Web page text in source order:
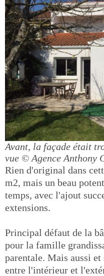
Avant, la façade était
vue © Agence Anthony
Rien d'original dans
m2, mais un beau
temps, avec l'ajout
extensions.
Principal défaut de la
pour la famille
parentale. Mais aussi
entre l'intérieur et